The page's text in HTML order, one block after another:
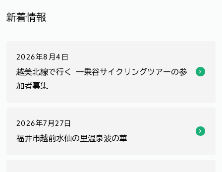
新着情報
2026年8月4日
越美北線で行く 一乗谷サイクリングツアーの参
加者募集
2026年7月27日
福井市越前水仙の里温泉波の華